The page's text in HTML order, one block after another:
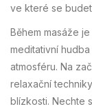
ve které se
Během masáže
meditativní
atmosféru. Na
relaxační
blízkosti. Nechte